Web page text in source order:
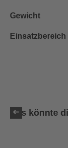
Gewicht
Einsatzbereich
Das könnte